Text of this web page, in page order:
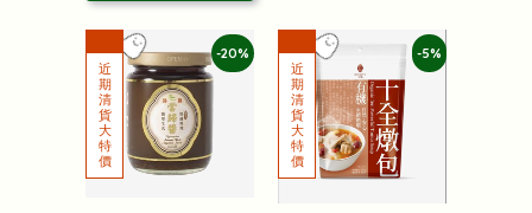
-20% -5%